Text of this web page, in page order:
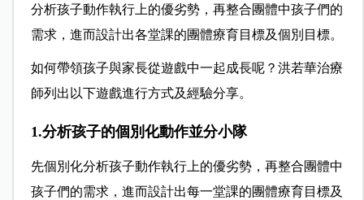
分析孩子動作執行上的優劣勢，再整合團體中孩子們的
需求，進而設計出各堂課的團體療育目標及個別目標。
如何帶領孩子與家長從遊戲中一起成長呢？洪若華治療
師列出以下遊戲進行方式及經驗分享。
1.分析孩子的個別化動作並分小隊
先個別化分析孩子動作執行上的優劣勢，再整合團體中
孩子們的需求，進而設計出每一堂課的團體療育目標及